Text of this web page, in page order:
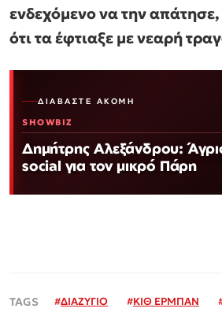
ενδεχόμενο να την
ότι τα έφτιαξε με νεαρή
ΔΙΑΒΆΣΤΕ ΑΚΌΜΗ
SHOWBIZ
Δημήτρης Αλεξάνδρου:
social για τον μικρό Πάρη
#ΔΙΑΖΥΓΙΟ #ΚΙΘ ΕΡΜΠΑΝ